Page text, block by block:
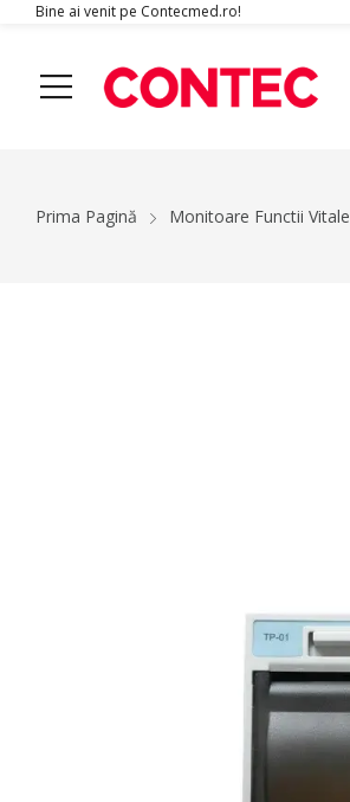
Bine ai venit pe Contecmed.ro!
Prima Pagină Monitoare Functii Vitale